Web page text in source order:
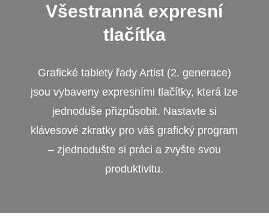
Všestranná expresní
tlačítka
Grafické tablety řady Artist (2. generace)
jsou vybaveny expresními tlačítky, která lze
jednoduše přizpůsobit. Nastavte si
klávesové zkratky pro váš grafický program
– zjednodušte si práci a zvyšte svou
produktivitu.